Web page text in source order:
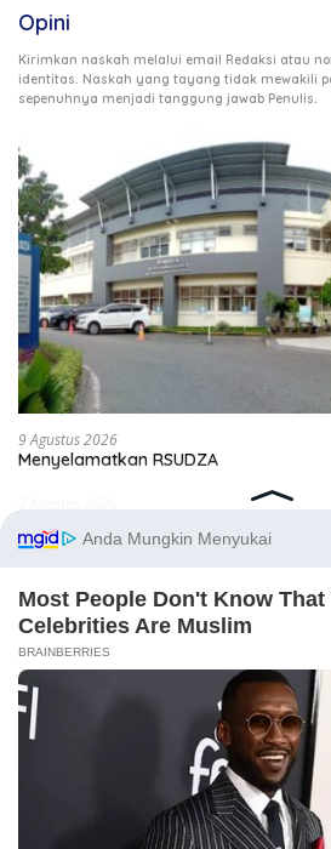
Opini
Kirimkan naskah melalui email Redaksi atau
identitas. Naskah yang tayang tidak mewakili
sepenuhnya menjadi tanggung jawab Penulis
9 Agustus 2026
Menyelamatkan RSUDZA
Ketika DPR Kehilangan Daya Kontrol,
Kekuasaan?
21 Juli 2026
Tiga Agenda Penentu Masa Depan
25 Juni 2026
Renja Aceh Besar 2027; Saatnya
Rakyat
17 Juni 2026
Ketika Nama Kucing Lebih Penting